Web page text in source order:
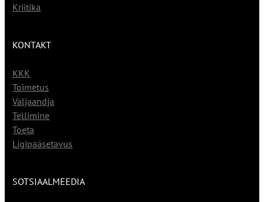
Kriitika
KONTAKT
KKK
Toimetus
Väljaandja
Tellimine
Toeta
Ligipääsetavus
SOTSIAALMEEDIA